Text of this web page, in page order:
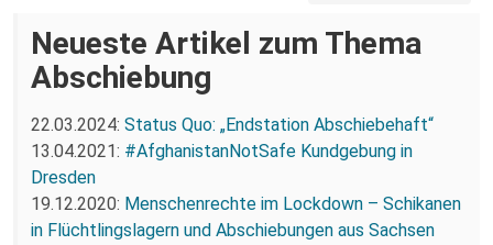
Neueste Artikel zum Thema
Abschiebung
22.03.2024: Status Quo: „Endstation Abschiebehaft“
13.04.2021: #AfghanistanNotSafe Kundgebung in
Dresden
19.12.2020: Menschenrechte im Lockdown – Schikanen
in Flüchtlingslagern und Abschiebungen aus Sachsen